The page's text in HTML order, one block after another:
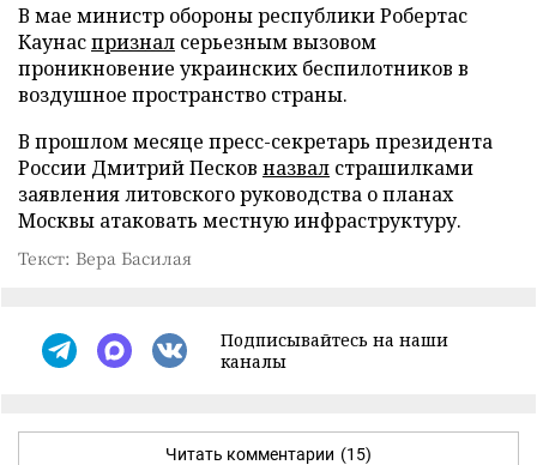
В мае министр обороны республики Робертас
Каунаспризнал серьезным вызовом
проникновение украинских беспилотников в
воздушное пространство страны.
В прошлом месяце пресс-секретарь президента
России Дмитрий Песков назвал страшилками
заявления литовского руководства о планах
Москвы атаковать местную инфраструктуру.
Текст: Вера Басилая
Подписывайтесь на наши
каналы
Читать комментарии (15)